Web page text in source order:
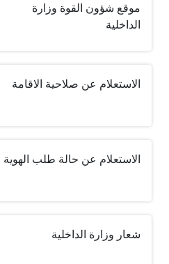
موقع شؤون القوة وزارة
الداخلية
الاستعلام عن صلاحية الاقامة
الاستعلام عن حالة طلب الهوية
شعار وزارة الداخلية